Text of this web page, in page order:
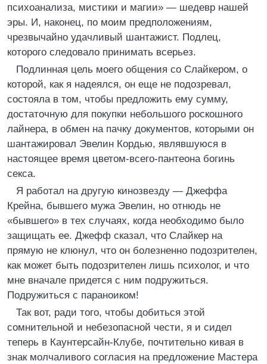
психоанализа, мистики и магии» — шедевр нашей
эры. И, наконец, по моим предположениям,
чрезвычайно удачливый шантажист. Подлец,
которого следовало принимать всерьез.
Подлинная цель моего общения со Слайкером, о
которой, как я надеялся, он еще не подозревал,
состояла в том, чтобы предложить ему сумму,
достаточную для покупки небольшого роскошного
лайнера, в обмен на пачку документов, которыми он
шантажировал Эвелин Кордью, являвшуюся в
настоящее время цветом-всего-пантеона богинь
секса.
Я работал на другую кинозвезду — Джеффа
Крейна, бывшего мужа Эвелин, но отнюдь не
«бывшего» в тех случаях, когда необходимо было
защищать ее. Джефф сказал, что Слайкер на
прямую не клюнул, что он болезненно подозрителен,
как может быть подозрителен лишь психолог, и что
мне вначале придется с ним подружиться.
Подружиться с параноиком!
Так вот, ради того, чтобы добиться этой
сомнительной и небезопасной чести, я и сидел
теперь в Каунтерсайн-Клубе, почтительно кивая в
знак молчаливого согласия на предложение Мастера